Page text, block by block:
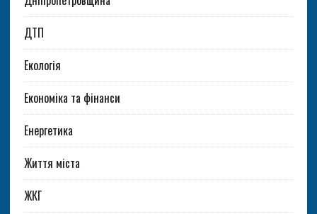
ДТП
Екологія
Економіка та фінанси
Енергетика
Життя міста
ЖКГ